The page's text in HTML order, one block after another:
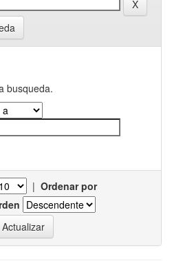
busqueda.
| Ordenar por